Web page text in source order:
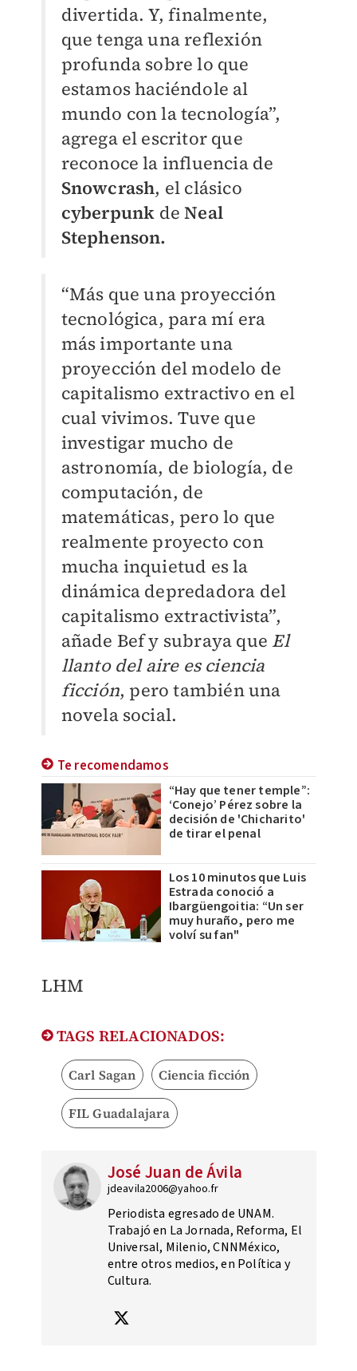
divertida. Y, finalmente,
que tenga una reflexión
profunda sobre lo que
estamos haciéndole al
mundo con la tecnología”,
agrega el escritor que
reconoce la influencia de
Snowcrash, el clásico
cyberpunk deNeal
Stephenson.
“Más que una proyección
tecnológica, para mí era
más importante una
proyección del modelo de
capitalismo extractivo en el
cual vivimos. Tuve que
investigar mucho de
astronomía, de biología, de
computación, de
matemáticas, pero lo que
realmente proyecto con
mucha inquietud es la
dinámica depredadora del
capitalismo extractivista”,
añade Bef y subraya que El
llanto del aire es ciencia
ficción, pero también una
novela social.
Te recomendamos
“Hay que tener temple”:
‘Conejo’ Pérez sobre la
decisión de 'Chicharito'
de tirar el penal
Los 10 minutos que Luis
Estrada conoció a
Ibargüengoitia: “Un ser
muy huraño, pero me
volví su fan"
LHM
TAGS RELACIONADOS:
Carl Sagan Ciencia ficción
FIL Guadalajara
José Juan de Ávila
jdeavila2006@yahoo.fr
Periodista egresado de UNAM.
Trabajó en La Jornada, Reforma, El
Universal, Milenio, CNNMéxico,
entre otros medios, en Política y
Cultura.